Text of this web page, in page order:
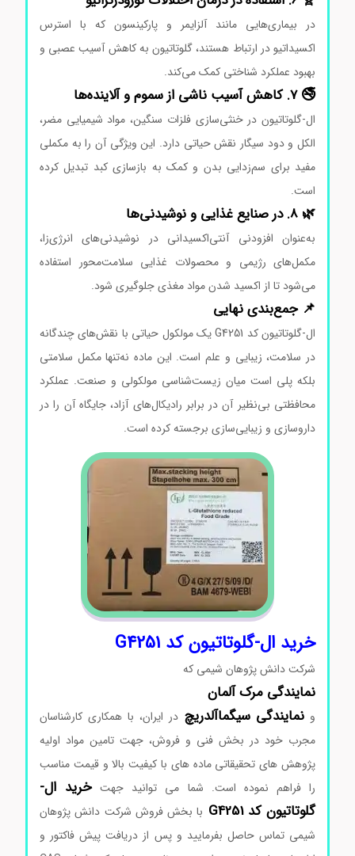
در بیماری‌هایی مانند آلزایمر و پارکینسون که با استرس
اکسیداتیو در ارتباط هستند، گلوتاتیون به کاهش آسیب عصبی و
بهبود عملکرد شناختی کمک می‌کند.
🚭 7. کاهش آسیب ناشی از سموم و آلاینده‌ها
ال-گلوتاتیون در خنثی‌سازی فلزات سنگین، مواد شیمیایی مضر،
الکل و دود سیگار نقش حیاتی دارد. این ویژگی آن را به مکملی
مفید برای سم‌زدایی بدن و کمک به بازسازی کبد تبدیل کرده
است.
🌿 8. در صنایع غذایی و نوشیدنی‌ها
به‌عنوان افزودنی آنتی‌اکسیدانی در نوشیدنی‌های انرژی‌زا،
مکمل‌های رژیمی و محصولات غذایی سلامت‌محور استفاده
می‌شود تا از اکسید شدن مواد مغذی جلوگیری شود.
📌 جمع‌بندی نهایی
ال-گلوتاتیون کد G4251 یک مولکول حیاتی با نقش‌های چندگانه
در سلامت، زیبایی و علم است. این ماده نه‌تنها مکمل سلامتی
بلکه پلی است میان زیست‌شناسی مولکولی و صنعت. عملکرد
محافظتی بی‌نظیر آن در برابر رادیکال‌های آزاد، جایگاه آن را در
داروسازی و زیبایی‌سازی برجسته کرده است.
خرید ال-گلوتاتیون کد G4251
شرکت دانش پژوهان شیمی که
نمایندگیمرکآلمان
نمایندگی سیگماآلدریچدر ایران، با همکاری کارشناسان
مجرب خود در بخش فنی و فروش، جهت تامین مواد اولیه
پژوهش های تحقیقاتی ماده های با کیفیت بالا و قیمت مناسب
را فراهم نموده است. شما می توانید جهتخرید ال-
گلوتاتیون کد G4251
با بخش فروش شرکت دانش پژوهان
شیمی تماس حاصل بفرمایید و پس از دریافت پیش فاکتور و